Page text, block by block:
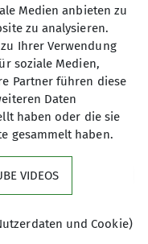
Hauptverband
Medien anbieten zu
zu analysieren.
Ihrer Verwendung
soziale Medien,
Partner führen diese
Daten
haben oder die sie
gesammelt haben.
VIDEOS
und Cookie)